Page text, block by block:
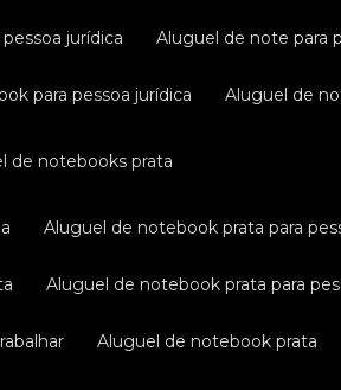
jurídica aluguel de note para
para pessoa jurídica aluguel de
de notebooks prata
aluguel de notebook prata para
aluguel de notebook prata para
aluguel de notebook prata